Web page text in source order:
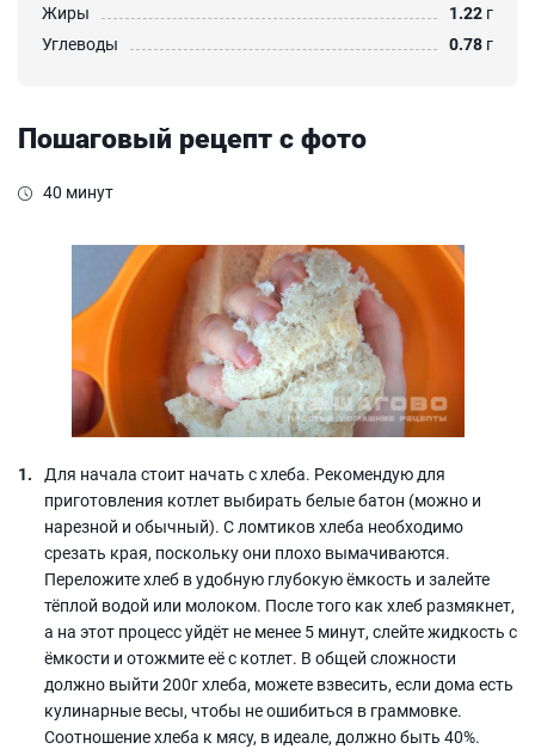
Жиры
1.22 г
Углеводы
0.78 г
Пошаговый рецепт с фото
40 минут
Для начала стоит начать с хлеба. Рекомендую для
приготовления котлет выбирать белые батон (можно и
нарезной и обычный). С ломтиков хлеба необходимо
срезать края, поскольку они плохо вымачиваются.
Переложите хлеб в удобную глубокую ёмкость и залейте
тёплой водой или молоком. После того как хлеб размякнет,
а на этот процесс уйдёт не менее 5 минут, слейте жидкость с
ёмкости и отожмите её с котлет. В общей сложности
должно выйти 200г хлеба, можете взвесить, если дома есть
кулинарные весы, чтобы не ошибиться в граммовке.
Соотношение хлеба к мясу, в идеале, должно быть 40%.